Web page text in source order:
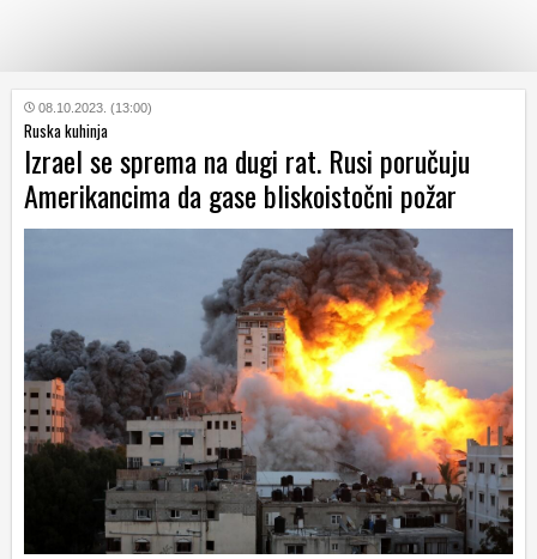
KATEGORIJE
HRVATSKI
WEB
08.10.2023. (13:00)
Ruska kuhinja
Izrael se sprema na dugi rat. Rusi poručuju
Amerikancima da gase bliskoistočni požar